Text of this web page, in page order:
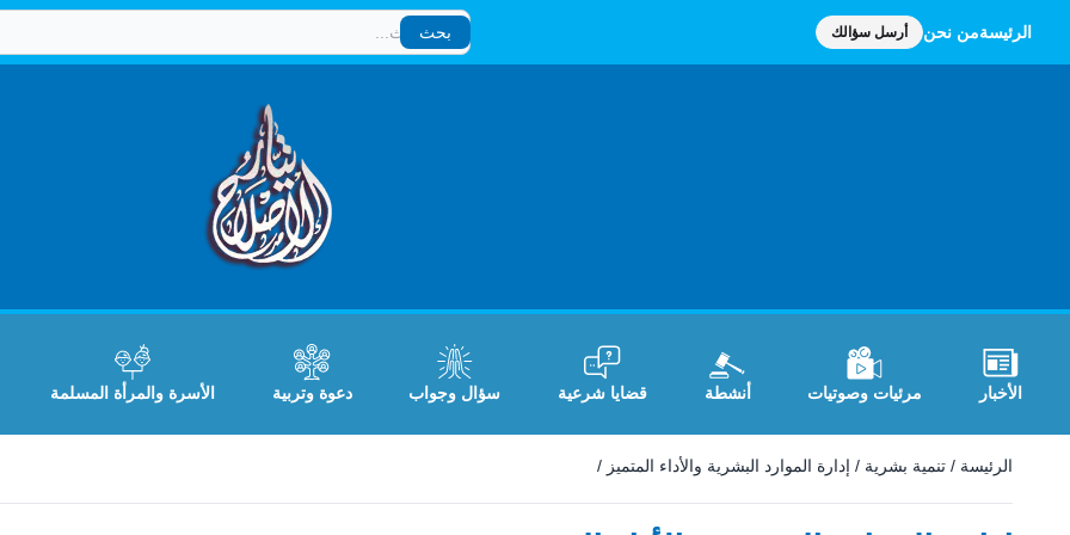
الرئيسةمن نحن أرسل سؤالك
بحث
بحث
الأخبار مرئيات وصوتيات أنشطة قضايا شرعية سؤال وجواب دعوة وتربية الأسرة والمرأة المسلمة
الرئيسة / تنمية بشرية / إدارة الموارد البشرية والأداء المتميز /